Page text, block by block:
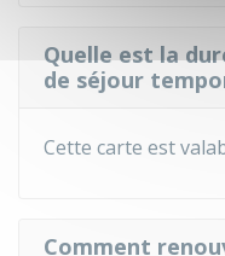
Quelle est la
de séjour
Cette carte est
Comment